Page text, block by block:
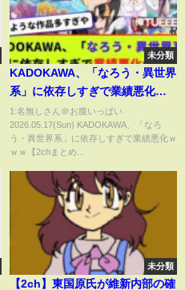
未分類
KADOKAWA、「なろう・異世界
系」に依存しすぎで業績悪化ｗ
ｗｗ【2chまとめ】【2chスレ】
【5chスレ】
1:名無しさん＠お腹いっぱい
2026.05.17(Sun) KADOKAWA、「なろ
う・異世界系」に依存しすぎで業績悪化ｗ
ｗｗ【2chまとめ...
未分類
【2ch】東国原氏が維新内部の確